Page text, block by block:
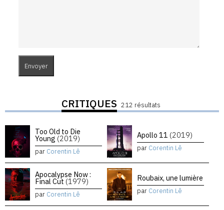
CRITIQUES 212 résultats
Too Old to Die
Young (2019)
par Corentin Lê
Apollo 11 (2019)
par Corentin Lê
Apocalypse Now :
Final Cut (1979)
par Corentin Lê
Roubaix, une lumière
par Corentin Lê